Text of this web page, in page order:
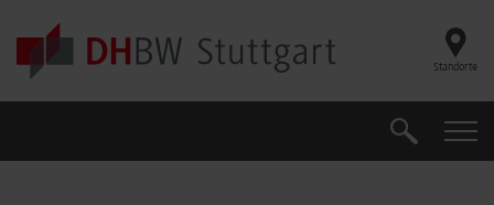
Skip to main content
Standorte
Suche